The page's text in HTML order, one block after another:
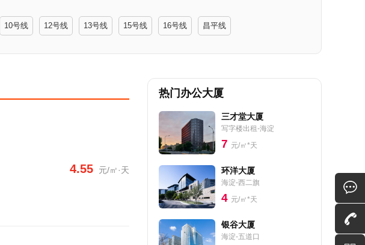
10号线 12号线 13号线 15号线 16号线 昌平线
4.55 元/㎡·天
热门办公大厦
三才堂大厦
写字楼出租-海淀
7 元/㎡*天
环洋大厦
海淀-西二旗
4 元/㎡*天
银谷大厦
海淀-五道口